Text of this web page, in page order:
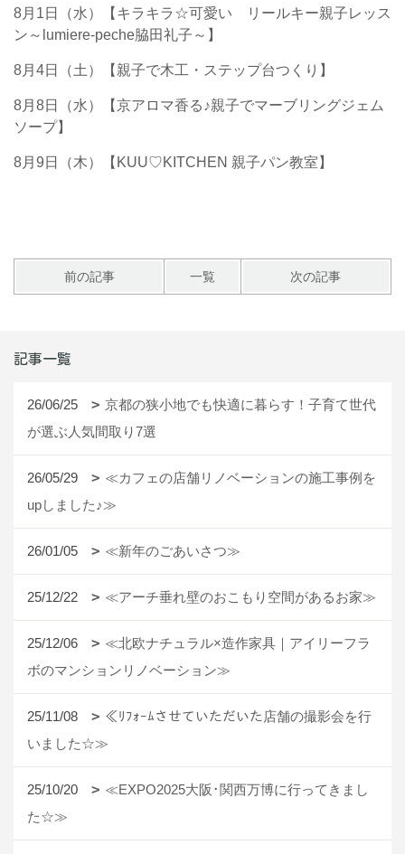
8月1日（水）【キラキラ☆可愛い リールキー親子レッス
ン～lumiere-peche脇田礼子～】
8月4日（土）【親子で木工・ステップ台つくり】
8月8日（水）【京アロマ香る♪親子でマーブリングジェム
ソープ】
8月9日（木）【KUU♡KITCHEN 親子パン教室】
前の記事 一覧 次の記事
記事一覧
26/06/25
京都の狭小地でも快適に暮らす！子育て世代
が選ぶ人気間取り7選
26/05/29
≪カフェの店舗リノベーションの施工事例を
upしました♪≫
26/01/05 ≪新年のごあいさつ≫
25/12/22 ≪アーチ垂れ壁のおこもり空間があるお家≫
25/12/06
≪北欧ナチュラル×造作家具｜アイリーフラ
ボのマンションリノベーション≫
25/11/08
≪ﾘﾌｫｰﾑさせていただいた店舗の撮影会を行
いました☆≫
25/10/20
≪EXPO2025大阪･関西万博に行ってきまし
た☆≫